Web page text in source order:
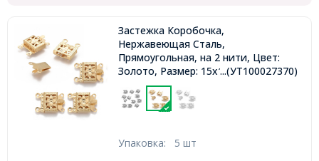
Застежка Коробочка,
Нержавеющая Сталь,
Прямоугольная, на 2 нити, Цвет:
Золото, Размер: 15х10х3мм, Отв.
...(УТ100027370)
Упаковка: 5 шт